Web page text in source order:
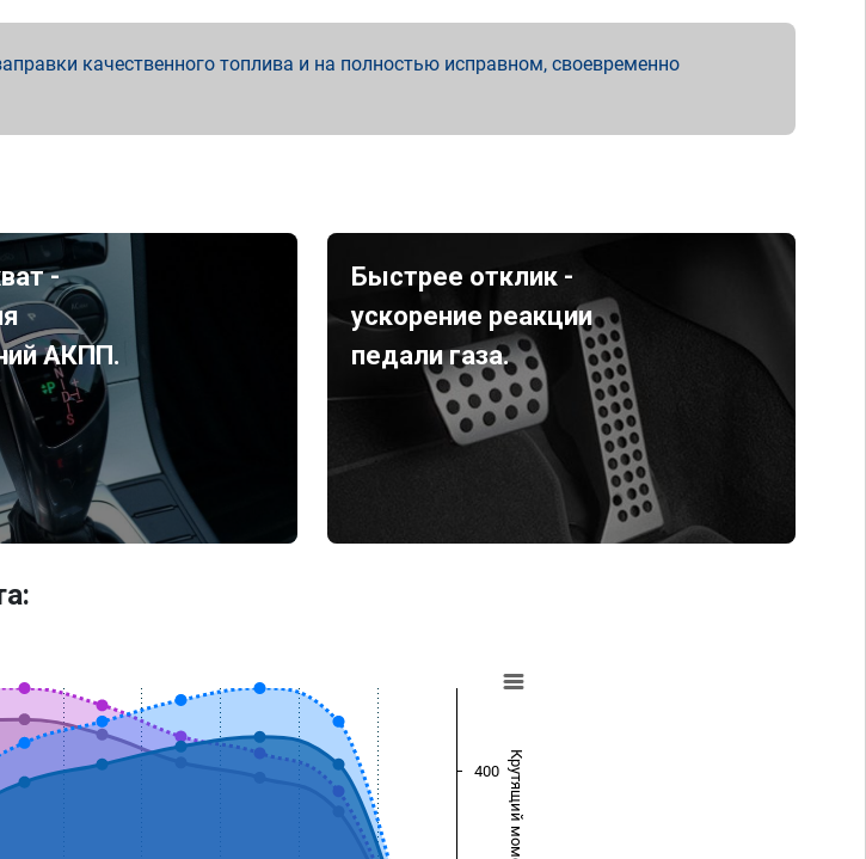
качественного топлива и на полностью исправном, своевременно
-
АКПП.
Быстрее отклик -
ускорение реакции
педали газа.
400